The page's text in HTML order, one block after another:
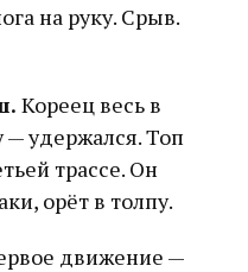
на руку. Срыв.
Кореец весь в
— удержался. Топ
трассе. Он
орёт в толпу.
движение —